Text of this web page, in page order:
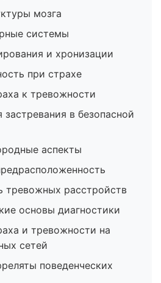
мозга
системы
и хронизации
при страхе
к тревожности
в безопасной
аспекты
тревожных расстройств
основы диагностики
и тревожности на
сетей
поведенческих